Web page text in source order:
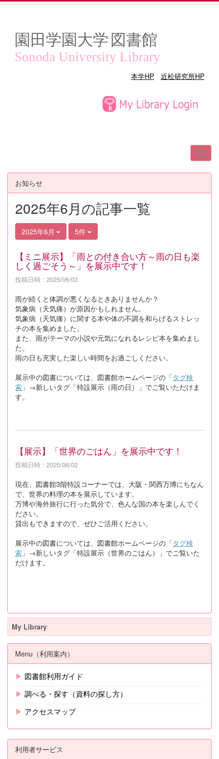
園田学園大学 図書館
Sonoda University Library
本学HP 近松研究所HP
お知らせ
2025年6月の記事一覧
2025年6月 5件
【ミニ展示】「雨との付き合い方～雨の日も楽
しく過ごそう～」を展示中です！
投稿日時 : 2025/06/02
雨が続くと体調が悪くなるときありませんか？
気象病（天気痛）が原因かもしれません。
気象病（天気痛）に関する本や体の不調を和らげるストレッ
チの本を集めました。
また、雨がテーマの小説や元気になれるレシピ本を集めまし
た。
雨の日も充実した楽しい時間をお過ごしください。
展示中の図書については、図書館ホームページの「タグ検
索 」→新しいタグ「特設展示（雨の日）」でご覧いただけま
す。
【展示】「世界のごはん」を展示中です！
投稿日時 : 2025/06/02
現在、図書館3階特設コーナーでは、大阪・関西万博にちなん
で、世界の料理の本を展示しています。
万博や海外旅行に行った気分で、色んな国の本を楽しんでく
ださい。
貸出もできますので、ぜひご活用ください。
展示中の図書については、図書館ホームページの「タグ検
索 」→新しいタグ「特設展示（世界のごはん）」でご覧いた
だけます。
My Library
Menu（利用案内）
▶ 図書館利用ガイド
▶ 調べる・探す（資料の探し方）
▶ アクセスマップ
利用者サービス